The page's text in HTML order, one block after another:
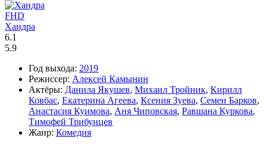
FHD
Хандра
6.1
5.9
Год выхода: 2019
Режиссер: Алексей Камынин
Актёры: Данила Якушев, Михаил Тройник, Кирилл
Ковбас, Екатерина Агеева, Ксения Зуева, Семен Барков,
Анастасия Куимова, Аня Чиповская, Равшана Куркова,
Тимофей Трибунцев
Жанр: Комедия